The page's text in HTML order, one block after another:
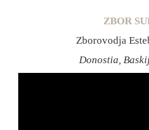
ZBOR
Zborovodja
Donostia,